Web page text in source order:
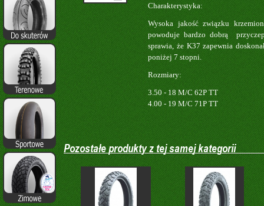
Charakterystyka:
Wysoka jakość związku
powoduje bardzo dobrą
sprawia, że K37 zapewnia
poniżej 7 stopni.
Rozmiary:
3.50 - 18 M/C 62P TT
4.00 - 19 M/C 71P TT